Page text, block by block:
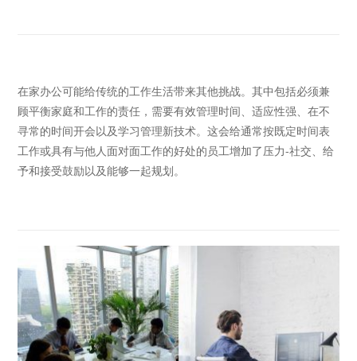
在家办公可能给传统的工作生活带来其他挑战。其中包括必须兼
顾平衡家庭和工作的责任，需要有效管理时间、适应性强、在不
寻常的时间开会以及学习管理新技术。这会给通常按既定时间表
工作或具有与他人面对面工作的好处的员工增加了压力-社交、给
予和接受鼓励以及能够一起规划。